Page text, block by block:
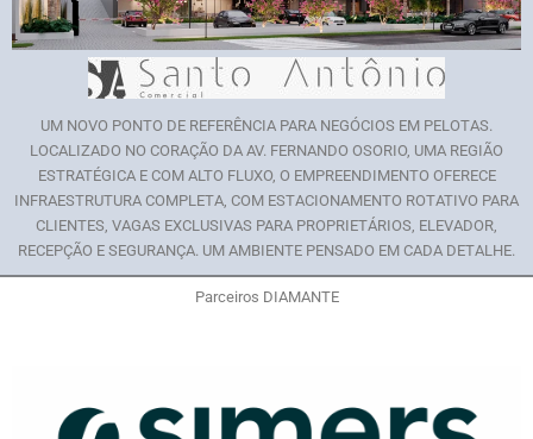
UM NOVO PONTO DE REFERÊNCIA PARA NEGÓCIOS EM PELOTAS.
LOCALIZADO NO CORAÇÃO DA AV. FERNANDO OSORIO, UMA REGIÃO
ESTRATÉGICA E COM ALTO FLUXO, O EMPREENDIMENTO OFERECE
INFRAESTRUTURA COMPLETA, COM ESTACIONAMENTO ROTATIVO PARA
CLIENTES, VAGAS EXCLUSIVAS PARA PROPRIETÁRIOS, ELEVADOR,
RECEPÇÃO E SEGURANÇA. UM AMBIENTE PENSADO EM CADA DETALHE.
Parceiros DIAMANTE